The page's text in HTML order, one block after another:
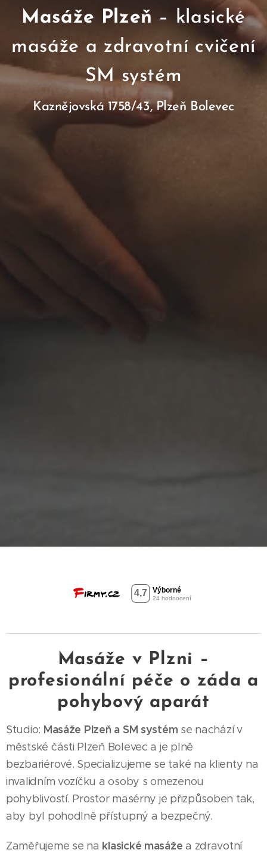
Masáže Plzeň – klasické
masáže a zdravotní cvičení
SM systém
Kaznějovská 1758/43, Plzeň Bolevec
Masáže v Plzni –
profesionální péče o záda a
pohybový aparát
Studio: Masáže Plzeň a SM systémse nachází v
městské části Plzeň Bolevec a je plně
bezbariérové. Specializujeme se také na klienty na
invalidním vozíčku a osoby s omezenou
pohyblivostí. Prostor masérny je přizpůsoben tak,
aby byl pohodlně přístupný a bezpečný.
Zaměřujeme se na klasické masáže a zdravotní